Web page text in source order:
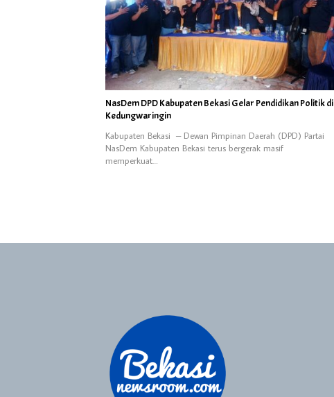
NasDem DPD Kabupaten Bekasi Gelar Pendidikan Politik di
Kedungwaringin
Kabupaten Bekasi – Dewan Pimpinan Daerah (DPD) Partai
NasDem Kabupaten Bekasi terus bergerak masif
memperkuat…